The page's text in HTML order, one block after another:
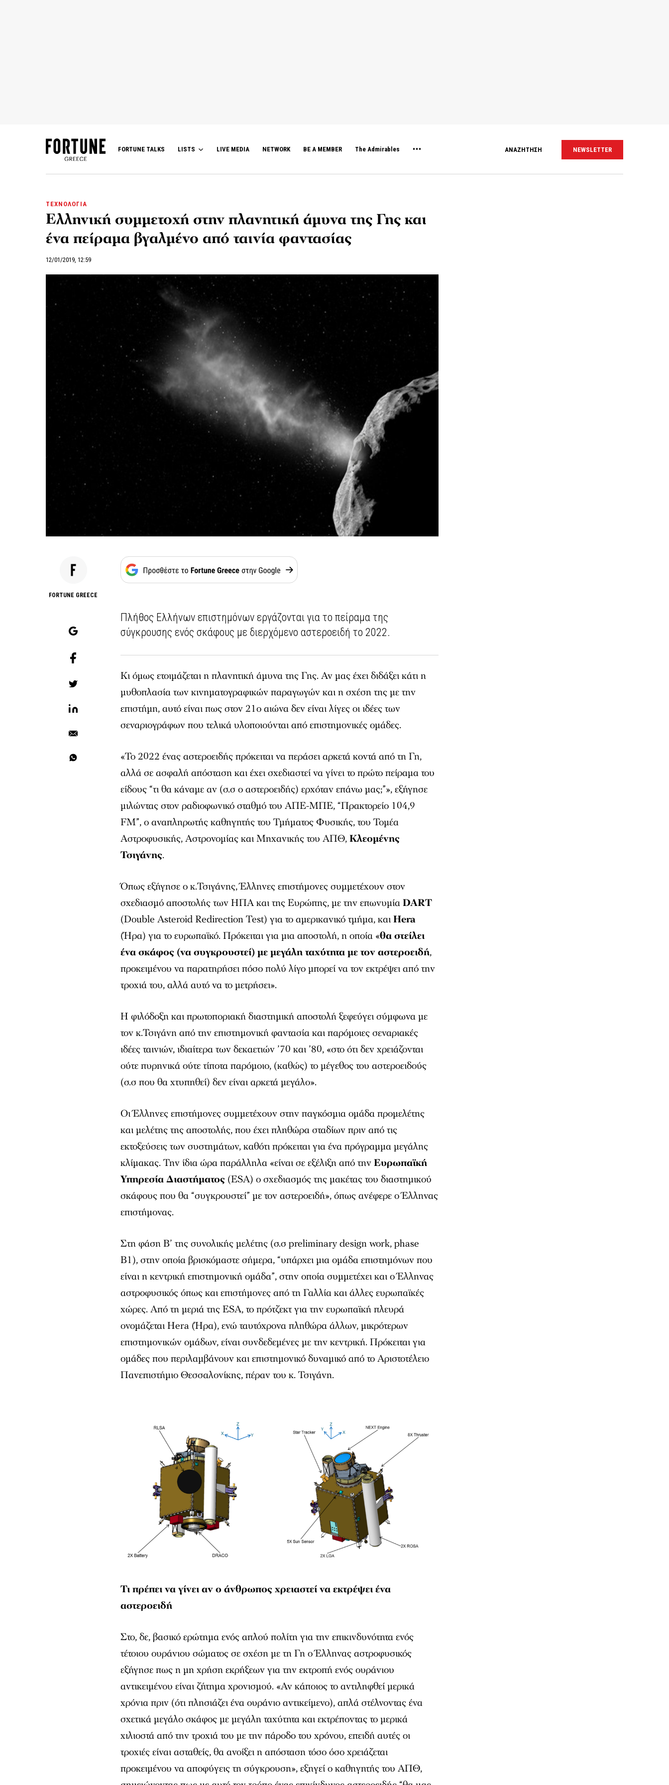
FORTUNE TALKS LISTS LIVE MEDIA NETWORK BE A MEMBER The Admirables ΑΝΑΖΗΤΗΣΗ NEWSLETTER
ΤΕΧΝΟΛΟΓΙΑ
Ελληνική συμμετοχή στην πλανητική άμυνα της Γης και
ένα πείραμα βγαλμένο από ταινία φαντασίας
12/01/2019, 12:59
FORTUNE GREECE
Πλήθος Ελλήνων επιστημόνων εργάζονται για το πείραμα της
σύγκρουσης ενός σκάφους με διερχόμενο αστεροειδή το 2022.
Κι όμως ετοιμάζεται η πλανητική άμυνα της Γης. Αν μας έχει διδάξει κάτι η
μυθοπλασία των κινηματογραφικών παραγωγών και η σχέση της με την
επιστήμη, αυτό είναι πως στον 21ο αιώνα δεν είναι λίγες οι ιδέες των
σεναριογράφων που τελικά υλοποιούνται από επιστημονικές ομάδες.
«Το 2022 ένας αστεροειδής πρόκειται να περάσει αρκετά κοντά από τη Γη,
αλλά σε ασφαλή απόσταση και έχει σχεδιαστεί να γίνει το πρώτο πείραμα του
είδους “τι θα κάναμε αν (σ.σ ο αστεροειδής) ερχόταν επάνω μας;”», εξήγησε
μιλώντας στον ραδιοφωνικό σταθμό του ΑΠΕ-ΜΠΕ, “Πρακτορείο 104,9
FM”, ο αναπληρωτής καθηγητής του Τμήματος Φυσικής, του Τομέα
Αστροφυσικής, Αστρονομίας και Μηχανικής του ΑΠΘ,Κλεομένης
Τσιγάνης.
Όπως εξήγησε ο κ.Τσιγάνης, Έλληνες επιστήμονες συμμετέχουν στον
σχεδιασμό αποστολής των ΗΠΑ και της Ευρώπης, με την επωνυμίαDART
(Double Asteroid Redirection Test) για το αμερικανικό τμήμα, καιHera
(Ήρα) για το ευρωπαϊκό. Πρόκειται για μια αποστολή, η οποία «θα στείλει
ένα σκάφος (να συγκρουστεί) με μεγάλη ταχύτητα με τον αστεροειδή,
προκειμένου να παρατηρήσει πόσο πολύ λίγο μπορεί να τον εκτρέψει από την
τροχιά του, αλλά αυτό να το μετρήσει».
Η φιλόδοξη και πρωτοποριακή διαστημική αποστολή ξεφεύγει σύμφωνα με
τον κ.Τσιγάνη από την επιστημονική φαντασία και παρόμοιες σεναριακές
ιδέες ταινιών, ιδιαίτερα των δεκαετιών ’70 και ’80, «στο ότι δεν χρειάζονται
ούτε πυρηνικά ούτε τίποτα παρόμοιο, (καθώς) το μέγεθος του αστεροειδούς
(σ.σ που θα χτυπηθεί) δεν είναι αρκετά μεγάλο».
Οι Έλληνες επιστήμονες συμμετέχουν στην παγκόσμια ομάδα προμελέτης
και μελέτης της αποστολής, που έχει πληθώρα σταδίων πριν από τις
εκτοξεύσεις των συστημάτων, καθότι πρόκειται για ένα πρόγραμμα μεγάλης
κλίμακας. Την ίδια ώρα παράλληλα «είναι σε εξέλιξη από τηνΕυρωπαϊκή
Υπηρεσία Διαστήματος (ΕSA) ο σχεδιασμός της μακέτας του διαστημικού
σκάφους που θα “συγκρουστεί” με τον αστεροειδή», όπως ανέφερε ο Έλληνας
επιστήμονας.
Στη φάση Β’ της συνολικής μελέτης (σ.σ preliminary design work, phase
B1), στην οποία βρισκόμαστε σήμερα, “υπάρχει μια ομάδα επιστημόνων που
είναι η κεντρική επιστημονική ομάδα”, στην οποία συμμετέχει και ο Έλληνας
αστροφυσικός όπως και επιστήμονες από τη Γαλλία και άλλες ευρωπαϊκές
χώρες. Από τη μεριά της ESA, το πρότζεκτ για την ευρωπαϊκή πλευρά
ονομάζεται Hera (Ήρα), ενώ ταυτόχρονα πληθώρα άλλων, μικρότερων
επιστημονικών ομάδων, είναι συνδεδεμένες με την κεντρική. Πρόκειται για
ομάδες που περιλαμβάνουν και επιστημονικό δυναμικό από το Αριστοτέλειο
Πανεπιστήμιο Θεσσαλονίκης, πέραν του κ. Τσιγάνη.
Τι πρέπει να γίνει αν ο άνθρωπος χρειαστεί να εκτρέψει ένα
αστεροειδή
Στο, δε, βασικό ερώτημα ενός απλού πολίτη για την επικινδυνότητα ενός
τέτοιου ουράνιου σώματος σε σχέση με τη Γη ο Έλληνας αστροφυσικός
εξήγησε πως η μη χρήση εκρήξεων για την εκτροπή ενός ουράνιου
αντικειμένου είναι ζήτημα χρονισμού. «Αν κάποιος το αντιληφθεί μερικά
χρόνια πριν (ότι πλησιάζει ένα ουράνιο αντικείμενο), απλά στέλνοντας ένα
σχετικά μεγάλο σκάφος με μεγάλη ταχύτητα και εκτρέποντας το μερικά
χιλιοστά από την τροχιά του με την πάροδο του χρόνου, επειδή αυτές οι
τροχιές είναι ασταθείς, θα ανοίξει η απόσταση τόσο όσο χρειάζεται
προκειμένου να αποφύγεις τη σύγκρουση», εξηγεί ο καθηγητής του ΑΠΘ,